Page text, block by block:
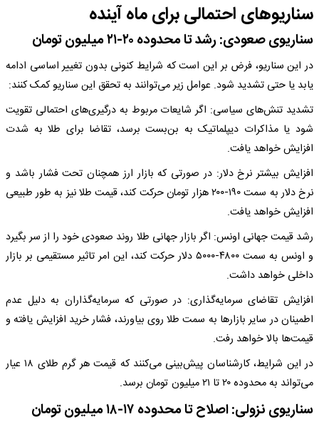
سناریوهای احتمالی برای ماه آینده
سناریوی صعودی: رشد تا محدوده ۲۰-۲۱ میلیون تومان
در این سناریو، فرض بر این است که شرایط کنونی بدون تغییر اساسی ادامه
یابد یا حتی تشدید شود. عوامل زیر می‌توانند به تحقق این سناریو کمک کنند:
تشدید تنش‌های سیاسی: اگر شایعات مربوط به درگیری‌های احتمالی تقویت
شود یا مذاکرات دیپلماتیک به بن‌بست برسد، تقاضا برای طلا به شدت
افزایش خواهد یافت.
افزایش بیشتر نرخ دلار: در صورتی که بازار ارز همچنان تحت فشار باشد و
نرخ دلار به سمت ۱۹۰-۲۰۰ هزار تومان حرکت کند، قیمت طلا نیز به طور طبیعی
افزایش خواهد یافت.
رشد قیمت جهانی اونس: اگر بازار جهانی طلا روند صعودی خود را از سر بگیرد
و اونس به سمت ۴۸۰۰-۵۰۰۰ دلار حرکت کند، این امر تاثیر مستقیمی بر بازار
داخلی خواهد داشت.
افزایش تقاضای سرمایه‌گذاری: در صورتی که سرمایه‌گذاران به دلیل عدم
اطمینان در سایر بازارها به سمت طلا روی بیاورند، فشار خرید افزایش یافته و
قیمت‌ها بالا خواهد رفت.
در این شرایط، کارشناسان پیش‌بینی می‌کنند که قیمت هر گرم طلای ۱۸ عیار
می‌تواند به محدوده ۲۰ تا ۲۱ میلیون تومان برسد.
سناریوی نزولی: اصلاح تا محدوده ۱۷-۱۸ میلیون تومان